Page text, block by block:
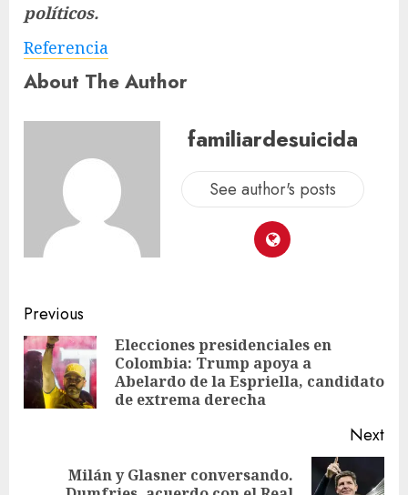
políticos.
Referencia
About The Author
familiardesuicida
See author's posts
Previous
Elecciones presidenciales en
Colombia: Trump apoya a
Abelardo de la Espriella, candidato
de extrema derecha
Next
Milán y Glasner conversando.